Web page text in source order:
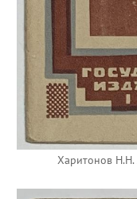
Харитонов Н.Н.